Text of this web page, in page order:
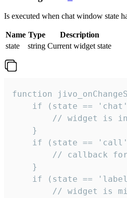
Is executed when chat window state
Name Type
Description
state
string Current widget state
function
if (state ==
// widget is
    }
if (state ==
// callback
    }
if (state ==
// widget is